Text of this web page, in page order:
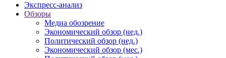
Экспресс-анализ
Обзоры
Медиа обозрение
Экономический обзор (нед.)
Политический обзор (нед.)
Экономический обзор (мес.)